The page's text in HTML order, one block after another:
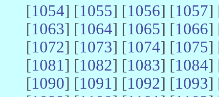
[1054] [1055] [1056] [1057]
[1063] [1064] [1065] [1066]
[1072] [1073] [1074] [1075]
[1081] [1082] [1083] [1084]
[1090] [1091] [1092] [1093]